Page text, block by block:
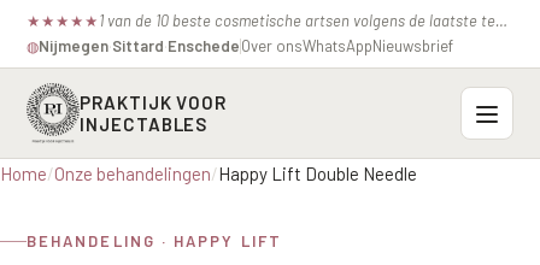
★ ★ ★ ★ ★ 1 van de 10 beste cosmetische artsen volgens de laatste test van de consumentenbond.
◍Nijmegen·Sittard·EnschedeOver onsWhatsAppNieuwsbrief
PRAKTIJK VOOR
INJECTABLES
BOVENSTE GEZICHT
Home/Onze behandelingen/Happy Lift Double Needle
BEHANDELING · HAPPY LIFT